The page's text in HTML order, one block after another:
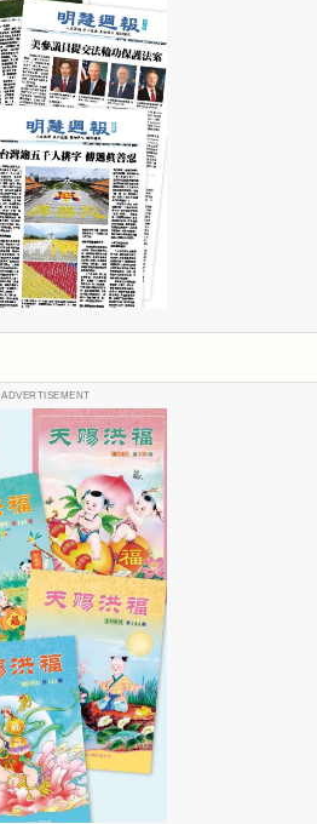
ADVERTISEMENT